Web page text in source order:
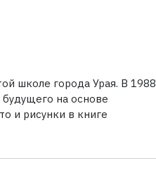
школе города Урая. В 1988
на основе
и рисунки в книге